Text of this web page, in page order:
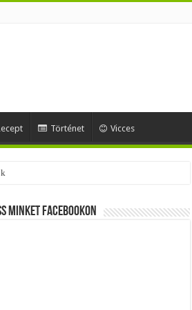
Történet Vicces
minket Facebookon